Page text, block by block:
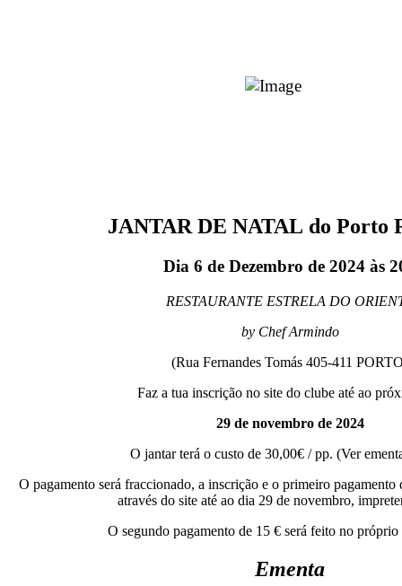
JANTAR DE NATAL do Porto
Dia 6 de Dezembro de 2024 às
RESTAURANTE ESTRELA DO
by Chef Armindo
(Rua Fernandes Tomás 405-411
Faz a tua inscrição no site do clube até ao
29 de novembro de 2024
O jantar terá o custo de 30,00€ / pp. (Ver
O pagamento será fraccionado, a inscrição e o primeiro pagamento
através do site até ao dia 29 de novembro,
O segundo pagamento de 15 € será feito no
Ementa